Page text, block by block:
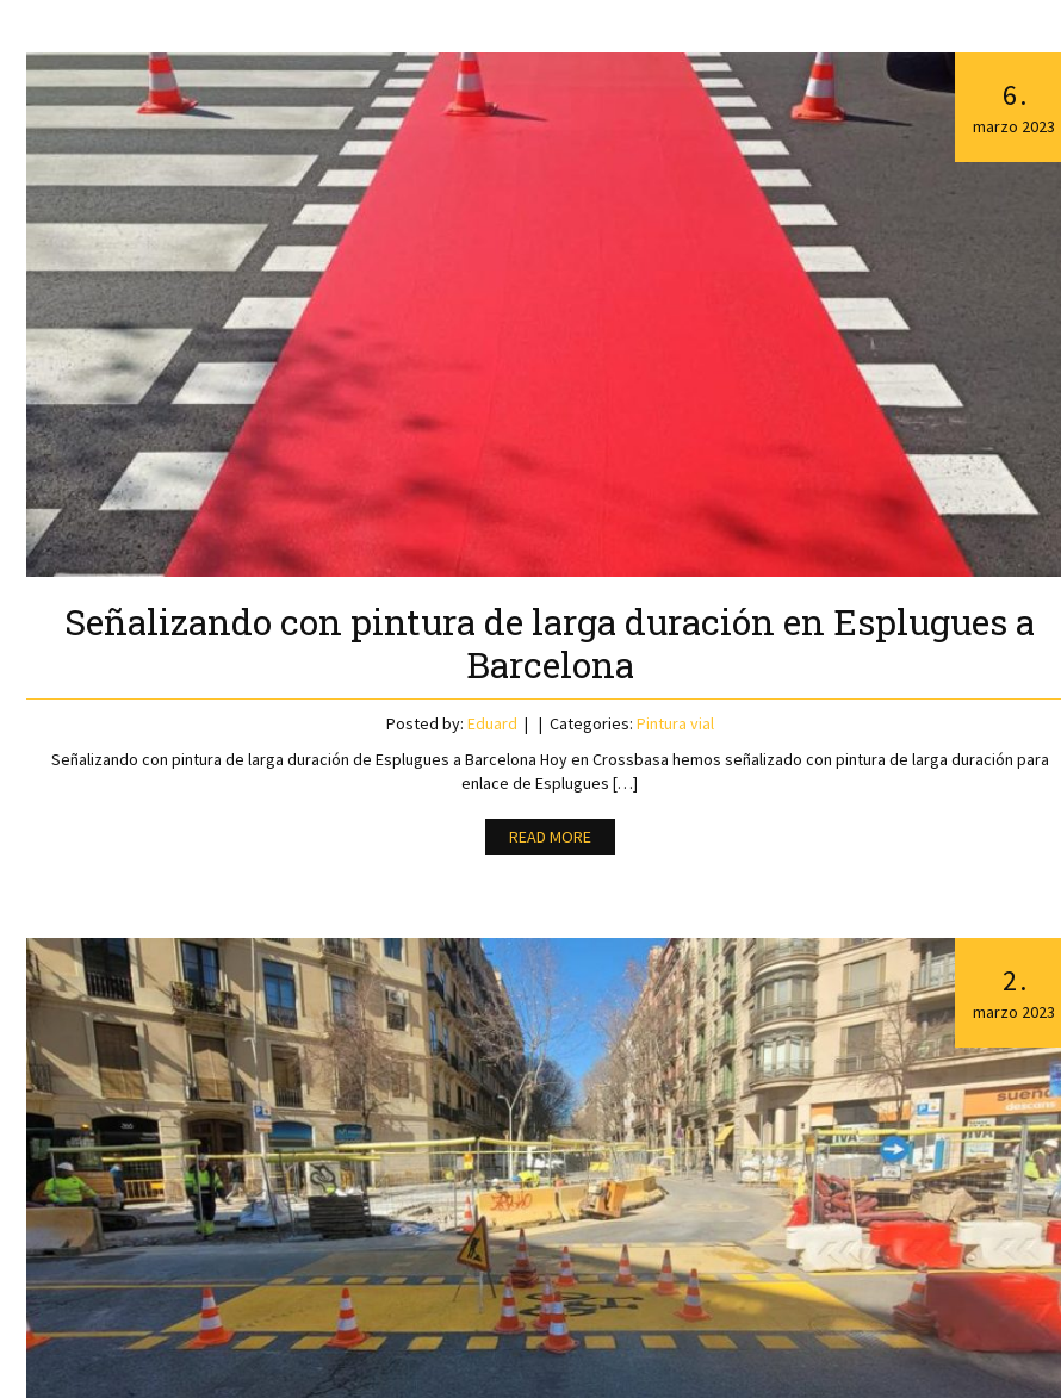
Señalizando con pintura de larga duración en Esplugues a
Barcelona
6.
marzo 2023
Posted by: Eduard Categories: Pintura vial
Señalizando con pintura de larga duración de Esplugues a Barcelona Hoy en Crossbasa hemos señalizado con pintura de larga duración para
enlace de Esplugues […]
READ MORE
2.
marzo 2023